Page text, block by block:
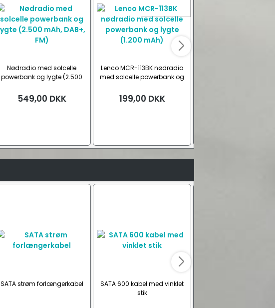
Nødradio med solcelle
powerbank og lygte (2.500
549,00 DKK
Lenco MCR-113BK nødradio
med solcelle powerbank og
199,00 DKK
SATA strøm forlængerkabel
SATA 600 kabel med vinklet
stik